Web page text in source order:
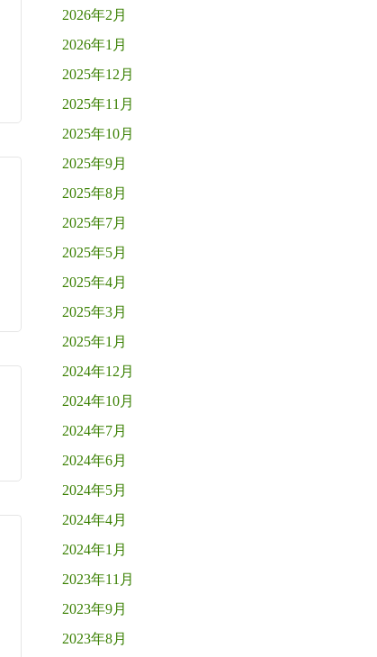
2026年2月
2026年1月
2025年12月
2025年11月
2025年10月
2025年9月
2025年8月
2025年7月
2025年5月
2025年4月
2025年3月
2025年1月
2024年12月
2024年10月
2024年7月
2024年6月
2024年5月
2024年4月
2024年1月
2023年11月
2023年9月
2023年8月